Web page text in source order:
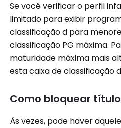
Se você verificar o perfil
limitado para exibir
classificação d para
classificação PG máxima.
maturidade máxima mais
esta caixa de classificação
Como bloquear
Às vezes, pode haver